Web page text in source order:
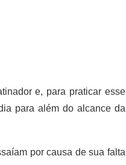
e, para praticar esse
para além do alcance da
por causa de sua falta